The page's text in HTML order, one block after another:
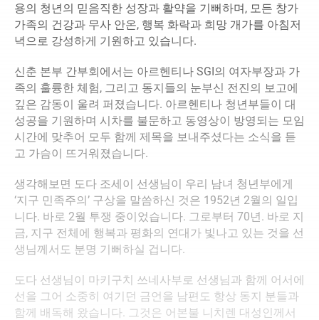
용의 청년의 믿음직한 성장과 활약을 기뻐하며, 모든 창가
가족의 건강과 무사 안온, 행복 화락과 희망 개가를 아침저
녁으로 강성하게 기원하고 있습니다.
신춘 본부 간부회에서는 아르헨티나 SGI의 여자부장과 가
족의 훌륭한 체험, 그리고 동지들의 눈부신 전진의 보고에
깊은 감동이 울려 퍼졌습니다. 아르헨티나 청년부들이 대
성공을 기원하며 시차를 불문하고 동영상이 방영되는 모임
시간에 맞추어 모두 함께 제목을 보내주셨다는 소식을 듣
고 가슴이 뜨거워졌습니다.
생각해보면 도다 조세이 선생님이 우리 남녀 청년부에게
‘지구 민족주의’ 구상을 말씀하신 것은 1952년 2월의 일입
니다. 바로 2월 투쟁 중이었습니다. 그로부터 70년. 바로 지
금, 지구 전체에 행복과 평화의 연대가 빛나고 있는 것을 선
생님께서도 분명 기뻐하실 겁니다.
도다 선생님이 마키구치 쓰네사부로 선생님과 함께 어서에
선을 그어 소중히 여기던 금언을 남편도 항상 동지 분들과
함께 배독해 왔습니다. 그것은 어본불 니치렌 대성인께서